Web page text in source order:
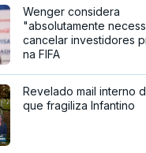
Wenger considera
"absolutamente
cancelar investidores
na FIFA
Revelado mail interno
que fragiliza Infantino